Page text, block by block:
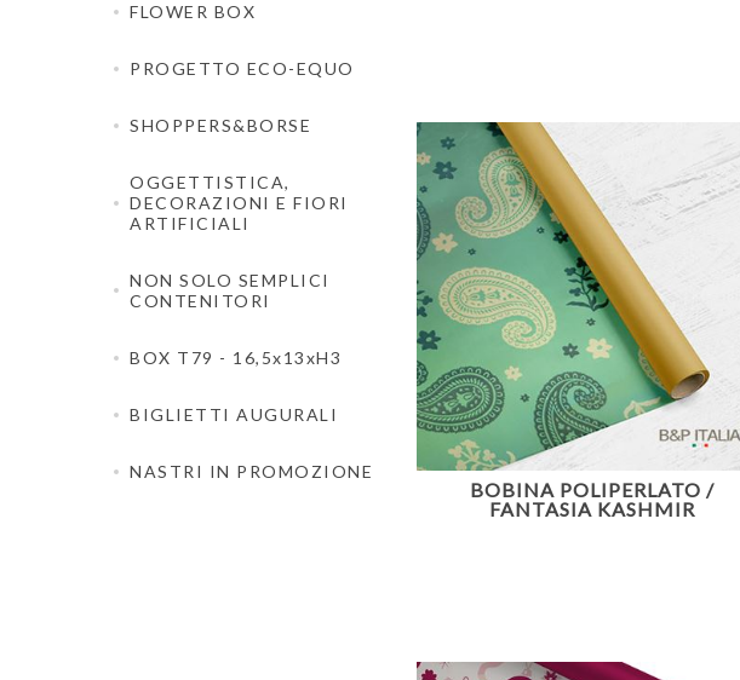
BOBINA POLIPERLATO /
FANTASIA KASHMIR
FLOWER BOX
PROGETTO ECO-EQUO
SHOPPERS&BORSE
OGGETTISTICA,
DECORAZIONI E FIORI
ARTIFICIALI
NON SOLO SEMPLICI
CONTENITORI
BOX T79 - 16,5x13xH3
BIGLIETTI AUGURALI
NASTRI IN PROMOZIONE